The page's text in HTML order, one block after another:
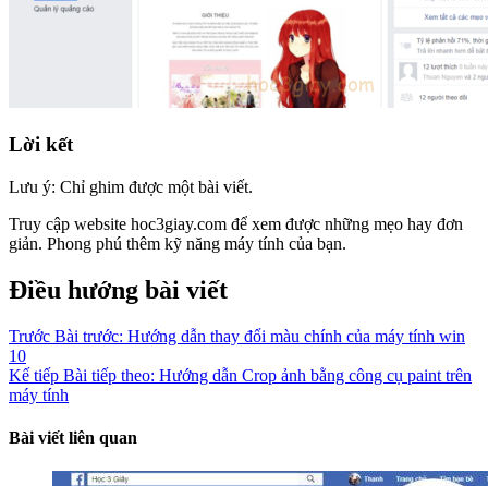
Lời kết
Lưu ý: Chỉ ghim được một bài viết.
Truy cập website hoc3giay.com để xem được những mẹo hay đơn
giản. Phong phú thêm kỹ năng máy tính của bạn.
Điều hướng bài viết
Trước Bài trước: Hướng dẫn thay đổi màu chính của máy tính win
10
Kế tiếp Bài tiếp theo: Hướng dẫn Crop ảnh bằng công cụ paint trên
máy tính
Bài viết liên quan